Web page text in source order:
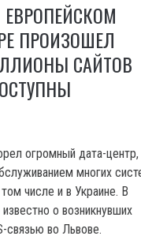
ПРОИЗОШЕЛ
САЙТОВ
огромный дата-центр,
многих
числе и в Украине. В
о возникнувших
связью во Львове.